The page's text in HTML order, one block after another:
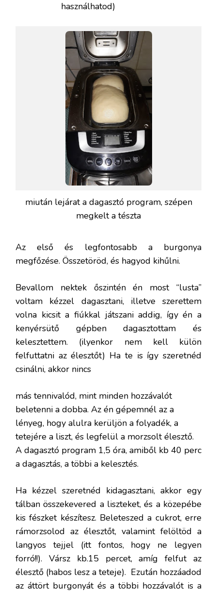
használhatod)
miután lejárat a dagasztó program, szépen
megkelt a tészta
Az első és legfontosabb a burgonya
megfőzése. Összetöröd, és hagyod kihűlni.
Bevallom nektek őszintén én most “lusta”
voltam kézzel dagasztani, illetve szerettem
volna kicsit a fiúkkal játszani addig, így én a
kenyérsütő gépben dagasztottam és
kelesztettem. (ilyenkor nem kell külön
felfuttatni az élesztőt) Ha te is így szeretnéd
csinálni, akkor nincs
más tennivalód, mint minden hozzávalót
beletenni a dobba. Az én gépemnél az a
lényeg, hogy alulra kerüljön a folyadék, a
tetejére a liszt, és legfelül a morzsolt élesztő.
A dagasztó program 1,5 óra, amiből kb 40 perc
a dagasztás, a többi a kelesztés.
Ha kézzel szeretnéd kidagasztani, akkor egy
tálban összekevered a liszteket, és a közepébe
kis fészket készítesz. Beleteszed a cukrot, erre
rámorzsolod az élesztőt, valamint felöltöd a
langyos tejjel (itt fontos, hogy ne legyen
forró!!). Vársz kb.15 percet, amíg felfut az
élesztő (habos lesz a teteje). Ezután hozzáadod
az áttört burgonyát és a többi hozzávalót is a